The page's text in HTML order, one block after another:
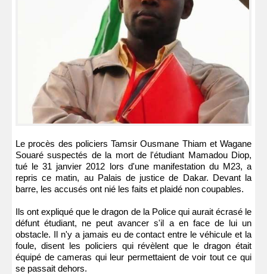
Le procès des policiers Tamsir Ousmane Thiam et Wagane
Souaré suspectés de la mort de l'étudiant Mamadou Diop,
tué le 31 janvier 2012 lors d'une manifestation du M23, a
repris ce matin, au Palais de justice de Dakar. Devant la
barre, les accusés ont nié les faits et plaidé non coupables.
Ils ont expliqué que le dragon de la Police qui aurait écrasé le
défunt étudiant, ne peut avancer s'il a en face de lui un
obstacle. Il n'y a jamais eu de contact entre le véhicule et la
foule, disent les policiers qui révèlent que le dragon était
équipé de cameras qui leur permettaient de voir tout ce qui
se passait dehors.